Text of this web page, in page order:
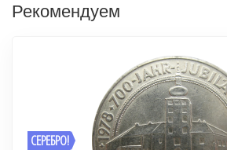
Рекомендуем
СЕРЕБРО!